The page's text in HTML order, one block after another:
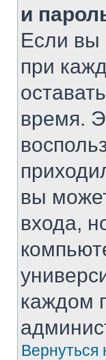
и
Если вы
при
время.
вы
входа,
каждом
Вернуться